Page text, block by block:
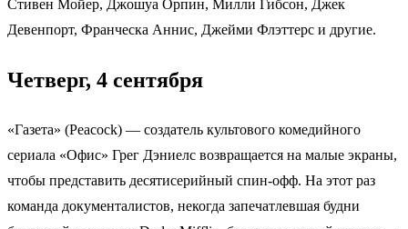
Стивен Мойер, Джошуа Орпин, Милли Гибсон, Джек
Девенпорт, Франческа Аннис, Джейми Флэттерс и другие.
Четверг, 4 сентября
«Газета» (Peacock) — создатель культового комедийного
сериала «Офис» Грег Дэниелс возвращается на малые экраны,
чтобы представить десятисерийный спин-офф. На этот раз
команда документалистов, некогда запечатлевшая будни